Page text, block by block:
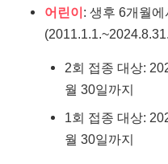
어린이: 생후 6개월
2회 접종 대상:
월 30일까지
1회 접종 대상:
월 30일까지